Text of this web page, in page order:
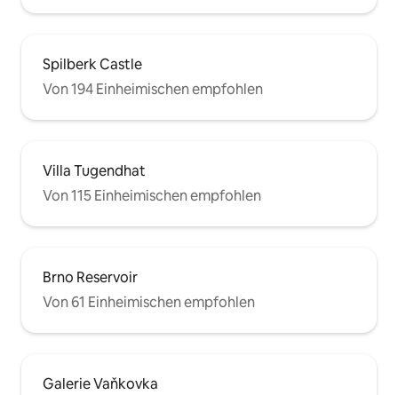
Spilberk Castle
Von 194 Einheimischen empfohlen
Villa Tugendhat
Von 115 Einheimischen empfohlen
Brno Reservoir
Von 61 Einheimischen empfohlen
Galerie Vaňkovka